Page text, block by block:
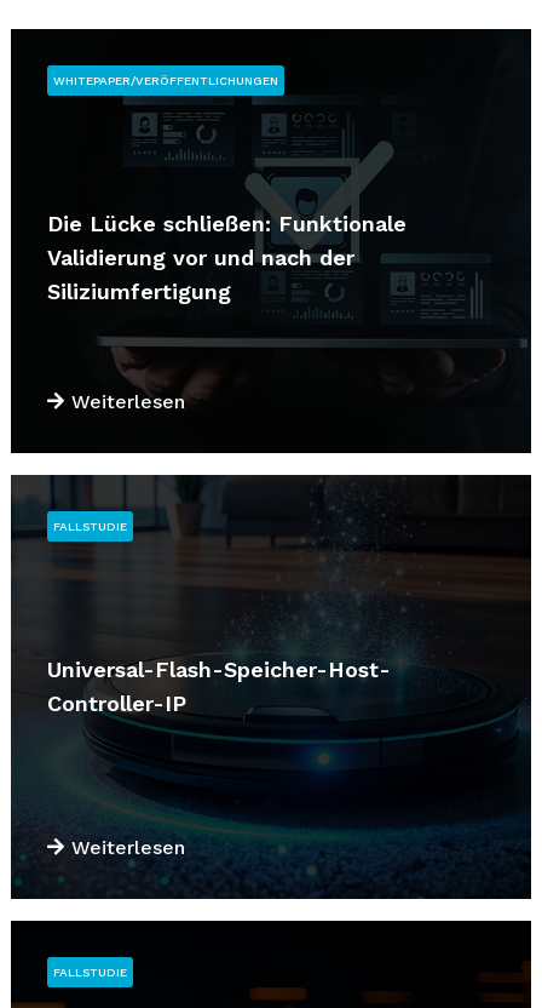
Die Lücke schließen: Funktionale
Validierung vor und nach der
Siliziumfertigung
Weiterlesen
WHITEPAPER/VERÖFFENTLICHUNGEN
Universal-Flash-Speicher-Host-
Controller-IP
Weiterlesen
FALLSTUDIE
FALLSTUDIE